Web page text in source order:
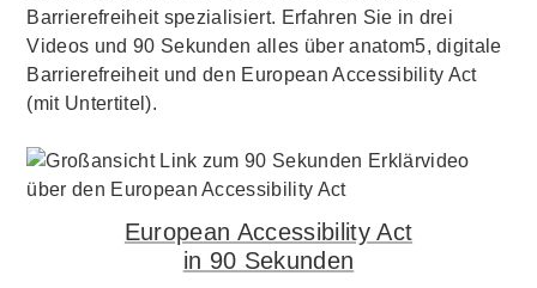
Barrierefreiheit spezialisiert. Erfahren Sie in drei
Videos und 90 Sekunden alles über anatom5, digitale
Barrierefreiheit und den European Accessibility Act
(mit Untertitel).
European Accessibility Act
in 90 Sekunden